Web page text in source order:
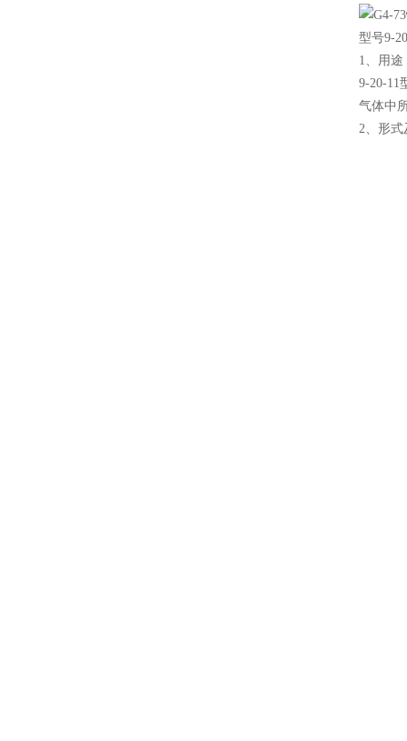
型号9-
1、用途
9-20-11
气体中
2、形式